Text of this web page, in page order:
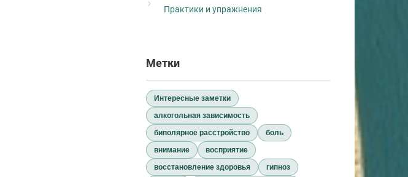
Практики и упражнения
Метки
Интересные заметки
алкогольная зависимость
биполярное расстройство
боль
внимание
восприятие
восстановление здоровья
гипноз